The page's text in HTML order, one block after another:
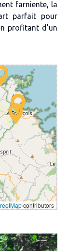
farniente, la
parfait pour
profitant d’un
contributors